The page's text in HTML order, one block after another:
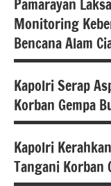
berita
kita
serang
dan
Kriminal
Banten
polres
alam
Berita
kota
serang
berita
nasional
Pamarayan
Monitoring
Bencana Alam
Bencana
alam
banten
Berita
Kapolri Serap
Korban Gempa
Bencana
alam
Kapolri
Tangani Korban